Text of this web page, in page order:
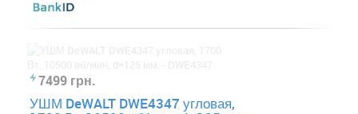
7499 грн.
УШМ DeWALT DWE4347 угловая,